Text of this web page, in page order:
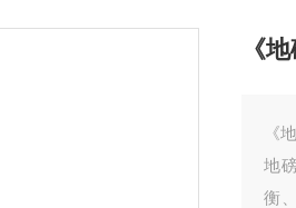
《
《
地
衡